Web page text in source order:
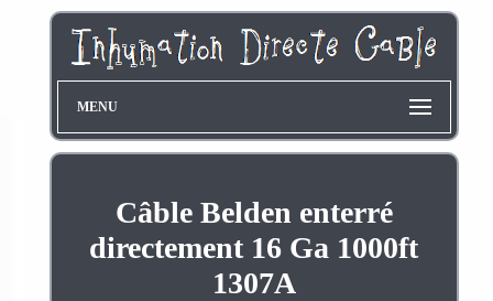
MENU
Câble Belden enterré
directement 16 Ga 1000ft
1307A